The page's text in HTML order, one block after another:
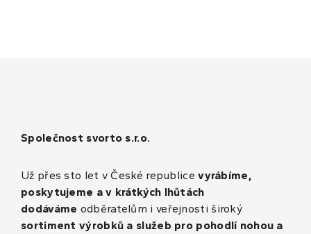
Společnost svorto s.r.o.
Už přes sto let v České republicevyrábíme,
poskytujeme a v krátkých lhůtách
dodáváme odběratelům i veřejnosti široký
sortiment výrobků a služeb pro pohodlí nohou a